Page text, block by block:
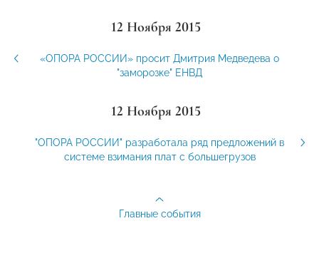
12 Ноября 2015
«ОПОРА РОССИИ» просит Дмитрия Медведева о
"заморозке" ЕНВД
12 Ноября 2015
"ОПОРА РОССИИ" разработала ряд предложений в
системе взимания плат с большегрузов
Главные события